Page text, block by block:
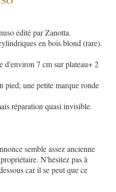
édité par Zanotta.
en bois blond (rare).
d'environ 7 cm sur plateau+ 2
pied; une petite marque ronde
réparation quasi invisible.
semble assez ancienne
N'hésitez pas à
car il se peut que ce